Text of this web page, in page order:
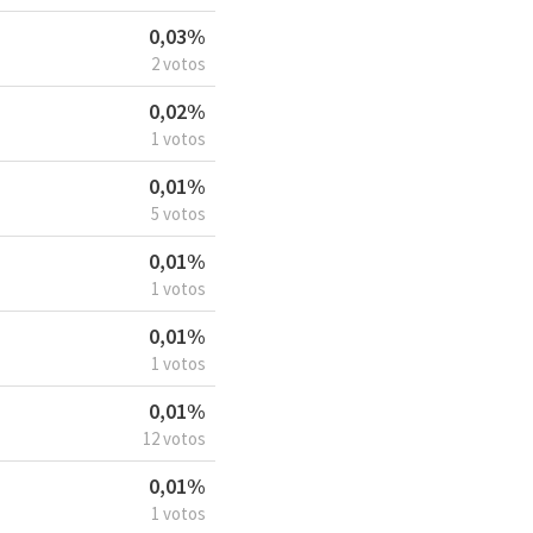
0,03%
2 votos
0,02%
1 votos
0,01%
5 votos
0,01%
1 votos
0,01%
1 votos
0,01%
12 votos
0,01%
1 votos